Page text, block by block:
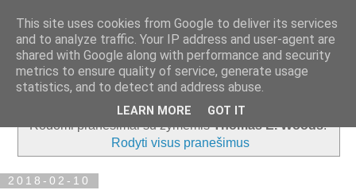
Rodomi pranešimai su žymėmisThomas E. Woods.
Rodyti visus pranešimus
2018-02-10
This site uses cookies from Google to deliver its services
and to analyze traffic. Your IP address and user-agent are
shared with Google along with performance and security
metrics to ensure quality of service, generate usage
statistics, and to detect and address abuse.
LEARN MORE GOT IT